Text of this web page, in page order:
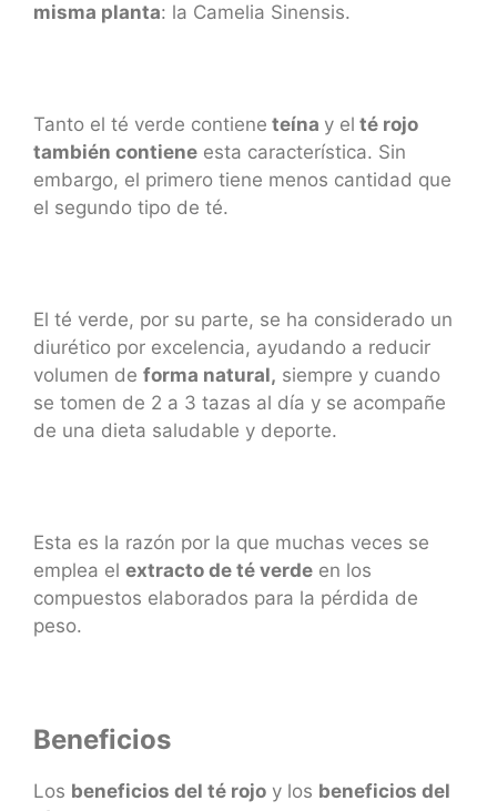
misma planta: la Camelia Sinensis.
Tanto el té verde contiene teína y el té rojo
también contiene esta característica. Sin
embargo, el primero tiene menos cantidad que
el segundo tipo de té.
El té verde, por su parte, se ha considerado un
diurético por excelencia, ayudando a reducir
volumen de forma natural, siempre y cuando
se tomen de 2 a 3 tazas al día y se acompañe
de una dieta saludable y deporte.
Esta es la razón por la que muchas veces se
emplea el extracto de té verde en los
compuestos elaborados para la pérdida de
peso.
Beneficios
Los beneficios del té rojo y los beneficios del